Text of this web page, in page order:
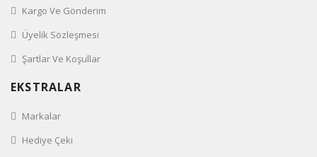
Kargo Ve Gönderim
Üyelik Sözleşmesi
Şartlar Ve Koşullar
EKSTRALAR
Markalar
Hediye Çeki